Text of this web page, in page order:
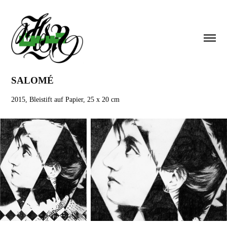
SALOMÉ
2015, Bleistift auf Papier, 25 x 20 cm